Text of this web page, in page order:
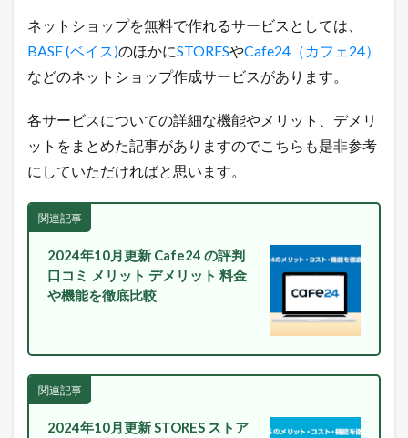
ネットショップを無料で作れるサービスとしては、
BASE (ベイス)のほかにSTORESやCafe24（カフェ24）
などのネットショップ作成サービスがあります。
各サービスについての詳細な機能やメリット、デメリ
ットをまとめた記事がありますのでこちらも是非参考
にしていただければと思います。
関連記事
2024年10月更新 Cafe24 の評判
口コミ メリット デメリット 料金
や機能を徹底比較
関連記事
2024年10月更新 STORES ストア